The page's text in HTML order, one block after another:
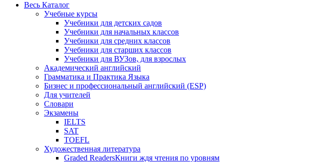
Весь Каталог
Учебные курсы
Учебники для детских садов
Учебники для начальных классов
Учебники для средних классов
Учебники для старших классов
Учебники для ВУЗов, для взрослых
Академический английский
Грамматика и Практика Языка
Бизнес и профессиональный английский (ESP)
Для учителей
Словари
Экзамены
IELTS
SAT
TOEFL
Художественная литература
Graded ReadersКниги ждя чтения по уровням